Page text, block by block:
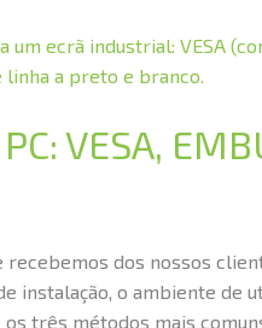
VESA,
dos nossos
instalação, o ambiente de
três métodos mais